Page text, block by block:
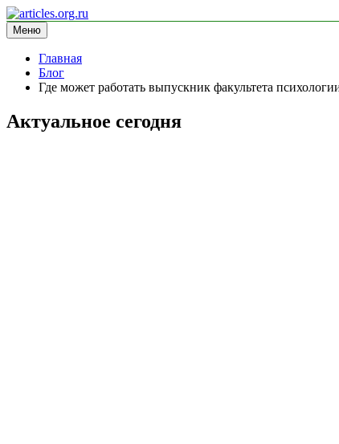
Перейти
к
содержимому
articles.org.ru
информационный сайт
Меню
Главная
Блог
Где может работать выпускник факультета
Актуальное сегодня